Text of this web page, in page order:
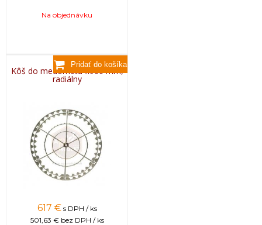
Na objednávku
Kôš do medometu fi900 mm,
radiálny
617 € s DPH / ks
501,63 € bez DPH / ks